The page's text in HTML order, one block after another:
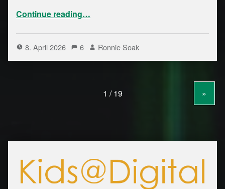
Continue reading…
8. April 2026 6 Ronnie Soak
»